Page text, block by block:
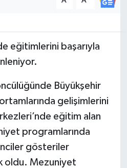
eğitimlerini başarıyla
Büyükşehir
gelişimlerini
eğitim alan
programlarında
gösteriler
oldu. Mezuniyet